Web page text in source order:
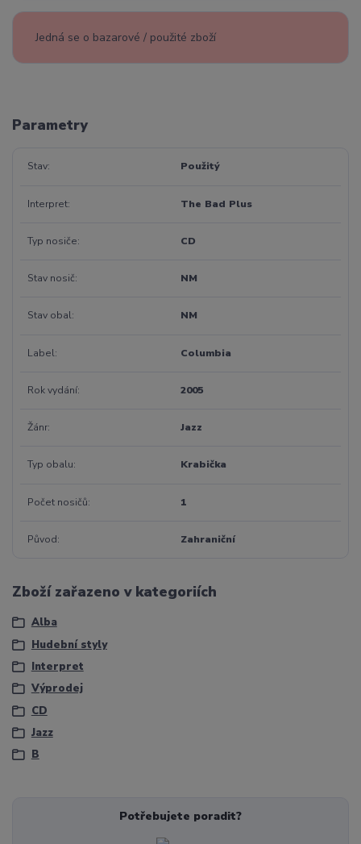
Jedná se o bazarové / použité zboží
Parametry
Stav Použitý
Interpret The Bad Plus
Typ nosiče CD
Stav nosič NM
Stav obal NM
Label Columbia
Rok vydání 2005
Žánr Jazz
Typ obalu Krabička
Počet nosičů 1
Původ Zahraniční
Zboží zařazeno v kategoriích
Alba
Hudební styly
Interpret
Výprodej
CD
Jazz
B
Potřebujete poradit?